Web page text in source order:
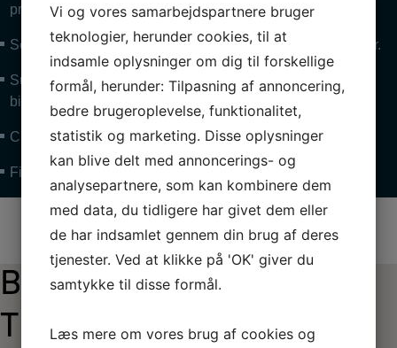
produktforslag.
Selvkørende biler: Biler med automatiserede køresystemer.
Sundhed: Diagnostisering af sygdomme ved hjælp af
billedgenkendelse.
Chatbots: Automatiserede kundeservicemedarbejdere.
Finans: Algoritmer til aktiehandel og svindelopdagelse.
Bliv certificeret i DISC og
Thomas PPA
Vi og vores samarbejdspartnere bruger
teknologier, herunder cookies, til at
indsamle oplysninger om dig til forskellige
formål, herunder: Tilpasning af annoncering,
bedre brugeroplevelse, funktionalitet,
statistik og marketing. Disse oplysninger
kan blive delt med annoncerings- og
analysepartnere, som kan kombinere dem
med data, du tidligere har givet dem eller
de har indsamlet gennem din brug af deres
tjenester. Ved at klikke på 'OK' giver du
samtykke til disse formål.
Læs mere om vores brug af cookies og